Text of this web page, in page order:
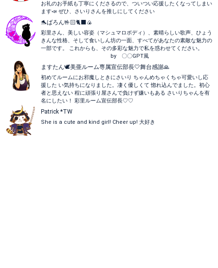
お礼のお手紙も丁寧にくださるので、ついつい応援したくなってしまい
ます📣 ぜひ、さいりさんを推しにしてください
🐬ばろん🤟🏻🐈‍⬛🍙
彩里さん、美しい容姿（マシュマロボディ）、素晴らしい歌声、ひょう
きんな性格、そして食いしん坊の一面、すべてがあなたの素敵な魅力の
一部です。 これからも、その多彩な魅力で私を惑わせてください。
by 〇〇GPT風
ますたん🕊‎美亜ルーム専属‎宣伝部長︎︎🤍舞台感謝🙏
初めてルームにお邪魔しときにさいり ちゃんめちゃくちゃ可愛いし応
援した い気持ちになりました。凄く優しくて 惚れ込んでました。初心
者と思えない 程に頑張り屋さんで負けず嫌いもある さいりちゃんを有
名にしたい！ 彩里ルーム宣伝部長♡♡
Patrick *TW
She is a cute and kind girl! Cheer up! 大好き